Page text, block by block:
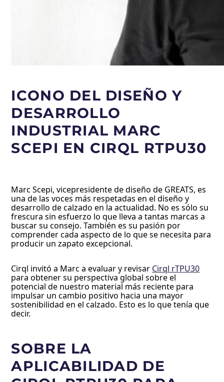
ICONO DEL DISEÑO Y
DESARROLLO
INDUSTRIAL MARC
SCEPI EN CIRQL RTPU30
Marc Scepi, vicepresidente de diseño de GREATS, es
una de las voces más respetadas en el diseño y
desarrollo de calzado en la actualidad. No es sólo su
frescura sin esfuerzo lo que lleva a tantas marcas a
buscar su consejo. También es su pasión por
comprender cada aspecto de lo que se necesita para
producir un zapato excepcional.
Cirql invitó a Marc a evaluar y revisar Cirql rTPU30
para obtener su perspectiva global sobre el
potencial de nuestro material más reciente para
impulsar un cambio positivo hacia una mayor
sostenibilidad en el calzado. Esto es lo que tenía que
decir.
SOBRE LA
APLICABILIDAD DE